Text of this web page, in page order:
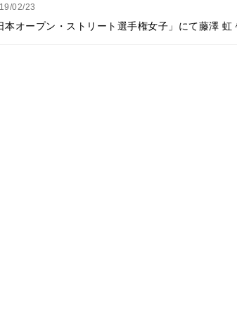
02/23
オープン・ストリート選手権女子」にて藤澤 虹